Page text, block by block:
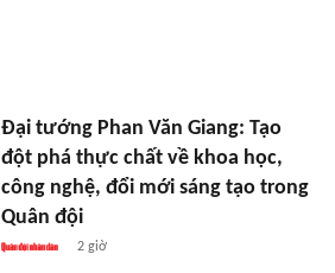
Đại tướng Phan Văn Giang: Tạo
đột phá thực chất về khoa học,
công nghệ, đổi mới sáng tạo trong
Quân đội
2 giờ